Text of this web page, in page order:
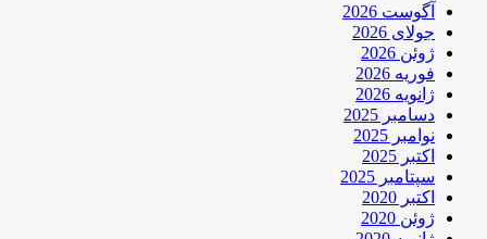
آگوست 2026
جولای 2026
ژوئن 2026
فوریه 2026
ژانویه 2026
دسامبر 2025
نوامبر 2025
اکتبر 2025
سپتامبر 2025
اکتبر 2020
ژوئن 2020